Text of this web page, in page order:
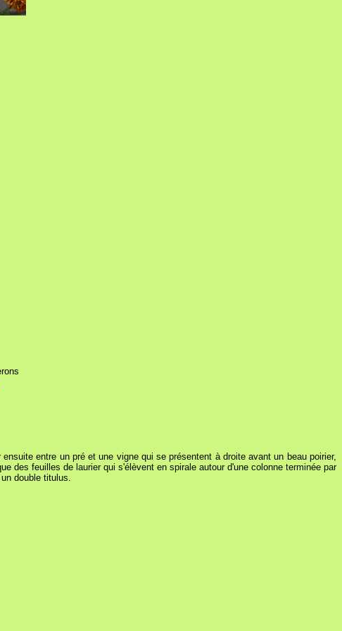
entre un pré et une vigne qui se présentent à droite avant un beau poirier,
des feuilles de laurier qui s'élèvent en spirale autour d'une colonne terminée par
double titulus.